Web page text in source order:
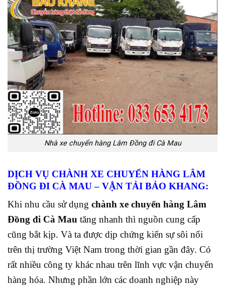
Nhà xe chuyển hàng Lâm Đồng đi Cà Mau
DỊCH VỤ CHÀNH XE CHUYỂN HÀNG LÂM
ĐỒNG ĐI CÀ MAU– VẬN TẢI BẢO KHANG:
Khi nhu cầu sử dụng chành xe chuyển hàng Lâm
Đồng đi Cà Mau tăng nhanh thì nguồn cung cấp
cũng bắt kịp. Và ta được dịp chứng kiến sự sôi nổi
trên thị trường Việt Nam trong thời gian gần đây. Có
rất nhiều công ty khác nhau trên lĩnh vực vận chuyển
hàng hóa. Nhưng phần lớn các doanh nghiệp này